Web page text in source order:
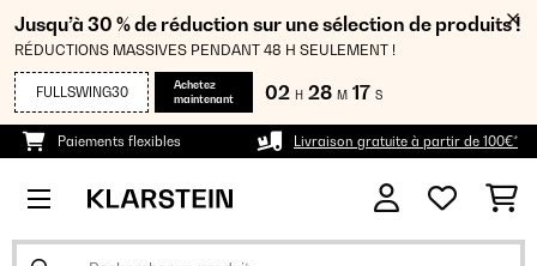
Jusqu’à 30 % de réduction sur une sélection de produits !
RÉDUCTIONS MASSIVES PENDANT 48 H SEULEMENT !
FULLSWING30
Achetez
maintenant
02 H 28 M 16 S
Paiements flexibles Livraison gratuite à partir de 100€*